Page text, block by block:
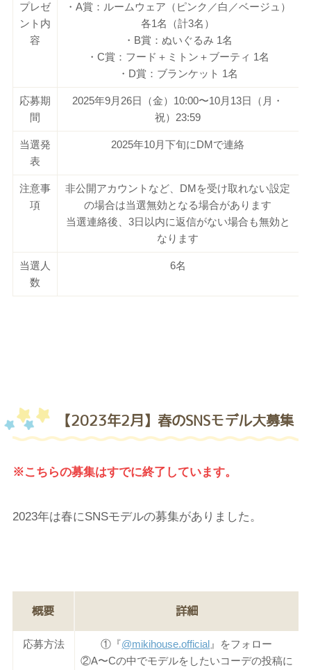
プレゼ
ント内
容
・A賞：ルームウェア（ピンク／白／ベージュ）
各1名（計3名）
・B賞：ぬいぐるみ 1名
・C賞：フード＋ミトン＋ブーティ 1名
・D賞：ブランケット 1名
応募期
間
2025年9月26日（金）10:00〜10月13日（月・
祝）23:59
当選発
表
2025年10月下旬にDMで連絡
注意事
項
非公開アカウントなど、DMを受け取れない設定
の場合は当選無効となる場合があります
当選連絡後、3日以内に返信がない場合も無効と
なります
当選人
数
6名
【2023年2月】春のSNSモデル大募集
※こちらの募集はすでに終了しています。
2023年は春にSNSモデルの募集がありました。
概要 詳細
応募方法 ①『@mikihouse.official 』をフォロー
②A〜Cの中でモデルをしたいコーデの投稿に